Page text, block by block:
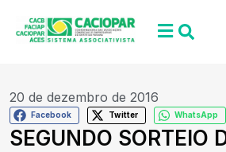
20 de dezembro de 2016
Facebook Twitter WhatsApp
SEGUNDO SORTEIO